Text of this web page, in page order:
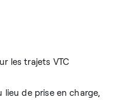
les trajets VTC
lieu de prise en charge,